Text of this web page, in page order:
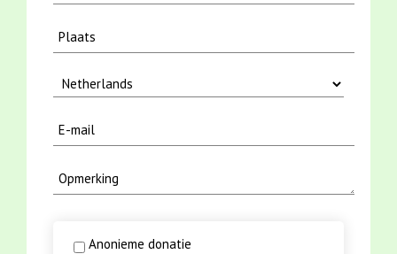
Anonieme donatie